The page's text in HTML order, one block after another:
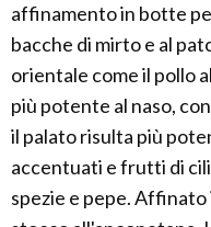
affinamento in botte
bacche di mirto e al
orientale come il pollo
più potente al naso,
il palato risulta più
accentuati e frutti di
spezie e pepe.